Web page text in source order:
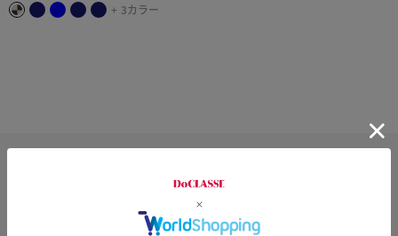
+ 3カラー